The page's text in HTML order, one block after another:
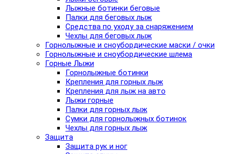
Лыжные ботинки беговые
Палки для беговых лыж
Средства по уходу за снаряжением
Чехлы для беговых лыж
Горнолыжные и сноубордические маски / очки
Горнолыжные и сноубордические шлема
Горные Лыжи
Горнолыжные ботинки
Крепления для горных лыж
Крепления для лыж на авто
Лыжи горные
Палки для горных лыж
Сумки для горнолыжных ботинок
Чехлы для горных лыж
Защита
Защита рук и ног